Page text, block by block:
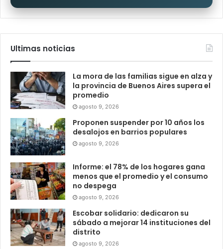
Ultimas noticias
La mora de las familias sigue en alza y
la provincia de Buenos Aires supera el
promedio
agosto 9, 2026
Proponen suspender por 10 años los
desalojos en barrios populares
agosto 9, 2026
Informe: el 78% de los hogares gana
menos que el promedio y el consumo
no despega
agosto 9, 2026
Escobar solidario: dedicaron su
sábado a mejorar 14 instituciones del
distrito
agosto 9, 2026